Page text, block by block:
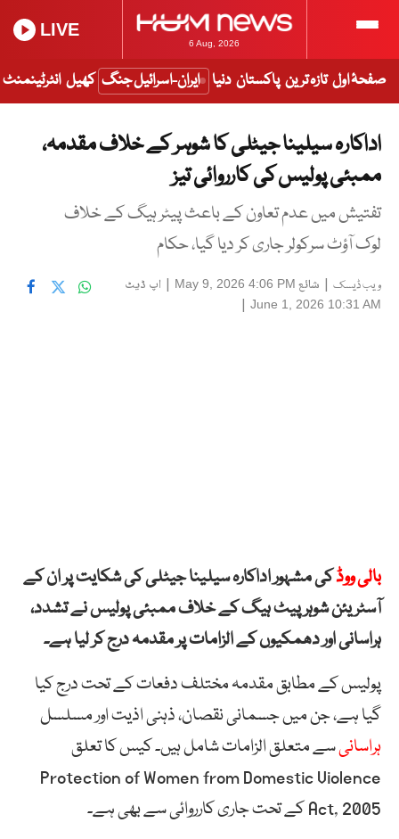
6 Aug, 2026
LIVE
صفحۂ اول تازہ ترین پاکستان دنیا ایران-اسرائیل جنگ کھیل انٹرٹینمنٹ
اداکارہ سیلینا جیٹلی کا شوہر کے خلاف مقدمہ،
ممبئی پولیس کی کارروائی تیز
تفتیش میں عدم تعاون کے باعث پیٹر ہیگ کے خلاف
لوک آؤٹ سرکولر جاری کر دیا گیا، حکام
ویب ڈیسک | شائع May 9, 2026 4:06 PM
| اپ ڈیٹ
June 1, 2026 10:31 AM
|
بالی ووڈکی مشہور اداکارہ سیلینا جیٹلی کی شکایت پر ان کے
آسٹریئن شوہر پیٹ ہیگ کے خلاف ممبئی پولیس نے تشدد،
ہراسانی اور دھمکیوں کے الزامات پر مقدمہ درج کر لیا ہے۔
پولیس کے مطابق مقدمہ مختلف دفعات کے تحت درج کیا
گیا ہے، جن میں جسمانی نقصان، ذہنی اذیت اور مسلسل
ہراسانیسے متعلق الزامات شامل ہیں۔ کیس کا تعلق
Protection of Women from Domestic Violence
Act, 2005 کے تحت جاری کارروائی سے بھی ہے۔